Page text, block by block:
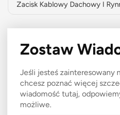
Zacisk Kablowy Dachowy I
Zostaw
Jeśli jesteś zainteresowany
chcesz poznać więcej
wiadomość tutaj,
możliwe.